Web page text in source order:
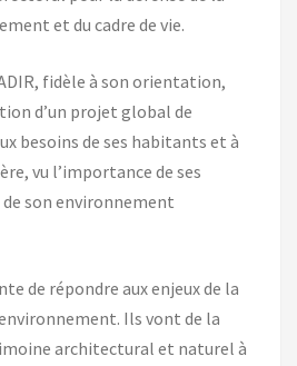
et du cadre de vie.
fidèle à son orientation,
d’un projet global de
besoins de ses habitants et à
vu l’importance de ses
son environnement
de répondre aux enjeux de la
Ils vont de la
architectural et naturel à